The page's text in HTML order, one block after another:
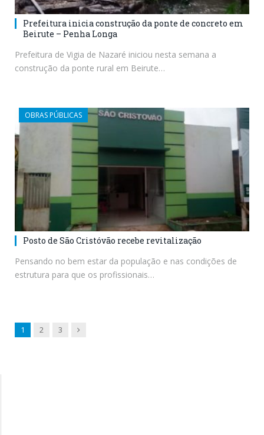
Prefeitura inicia construção da ponte de concreto em
Beirute – Penha Longa
Prefeitura de Vigia de Nazaré iniciou nesta semana a
construção da ponte rural em Beirute…
OBRAS PÚBLICAS
Posto de São Cristóvão recebe revitalização
Pensando no bem estar da população e nas condições de
estrutura para que os profissionais…
1 2 3 Next